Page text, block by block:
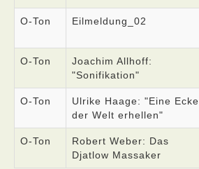
O-Ton Eilmeldung_02
O-Ton
Joachim Allhoff:
"Sonifikation"
O-Ton
Ulrike Haage: "Eine Ecke
der Welt erhellen"
O-Ton
Robert Weber: Das
Djatlow Massaker